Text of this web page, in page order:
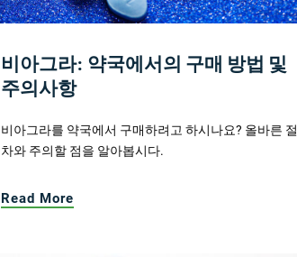
비아그라: 약국에서의 구매 방법 및
주의사항
비아그라를 약국에서 구매하려고 하시나요? 올바른 절
차와 주의할 점을 알아봅시다.
Read More